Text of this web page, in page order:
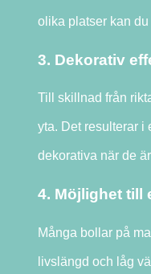
olika platser kan
3. Dekorativ
Till skillnad från
yta. Det resulterar i
dekorativa när de
4. Möjlighet till
Många bollar på
livslängd och låg